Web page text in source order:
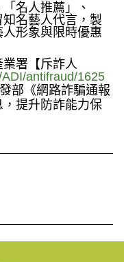
名人推薦」、
知名藝人代言，製
形象與限時優惠
署【斥詐人
antifraud/1625
部《網路詐騙通報
提升防詐能力保